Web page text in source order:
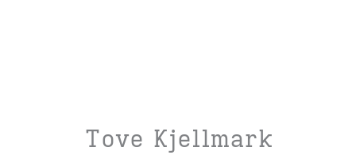
Tove Kjellmark